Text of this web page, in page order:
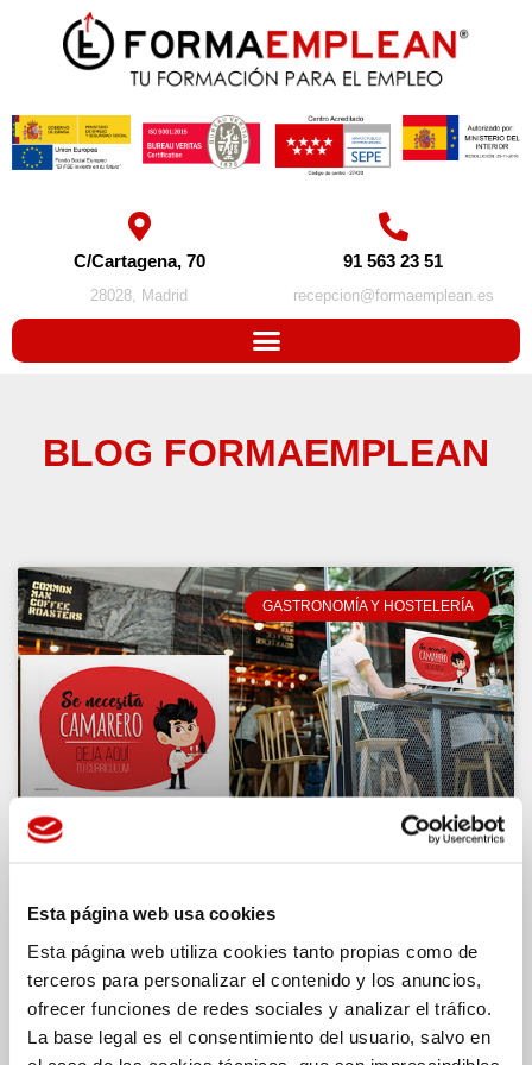
Esta página web usa cookies
Esta página web utiliza cookies tanto propias como de
terceros para personalizar el contenido y los anuncios,
ofrecer funciones de redes sociales y analizar el tráfico.
La base legal es el consentimiento del usuario, salvo en
C/Cartagena, 70
28028, Madrid
91 563 23 51
recepcion@formaemplean.es
BLOG FORMAEMPLEAN
GASTRONOMÍA Y HOSTELERÍA
TRES MILLONES DE
PARADOS NECESITA
CAMAREROS
Más de 109.085 vacantes que se